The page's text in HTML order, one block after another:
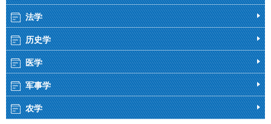
法学
历史学
医学
军事学
农学